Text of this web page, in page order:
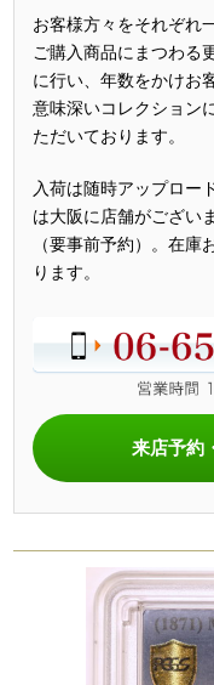
お客様方々をそれぞれ
ご購入商品にまつわる
に行い、年数をかけお
意味深いコレクション
ただいております。
入荷は随時アップロー
は大阪に店舗がござい
（要事前予約）。在庫
ります。
来店予約